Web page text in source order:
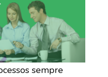
sempre